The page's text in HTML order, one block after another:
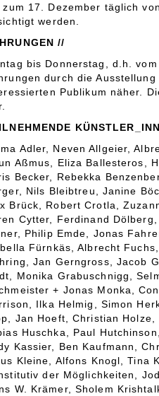
zum 17. Dezember täglich
werden.
//
bis Donnerstag, d.h.
durch die
Publikum näher.
Adler, Neven Allgeier,
Aßmus, Eliza Ballesteros,
Becker, Rebekka
Nils Bleibtreu, Janine
Brück, Robert Crotla,
Cytter, Ferdinand
Philip Emde, Jonas
Fürnkäs, Albrecht
Jan Gerngross, Jacob
Monika Grabuschnigg,
+ Jonas Monka,
Ilka Helmig, Simon
Jan Hoeft, Christian
Huschka, Paul
Kassier, Ben Kaufmann,
Kleine, Alfons Knogl, Tina
der Möglichkeiten,
W. Krämer, Sholem